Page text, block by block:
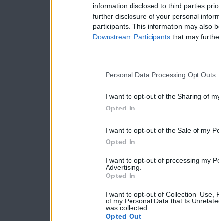
information disclosed to third parties
further disclosure of your personal
participants. This information may also
Downstream Participants that may
Personal Data Processing Opt Outs
I want to opt-out of the Sharing of
Opted In
I want to opt-out of the Sale of my
Opted In
I want to opt-out of processing my
Advertising.
Opted In
I want to opt-out of Collection, Use,
of my Personal Data that Is
was collected.
Opted Out